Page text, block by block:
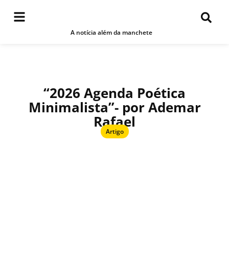
A notícia além da manchete
“2026 Agenda Poética
Minimalista”- por Ademar
Rafael
Artigo